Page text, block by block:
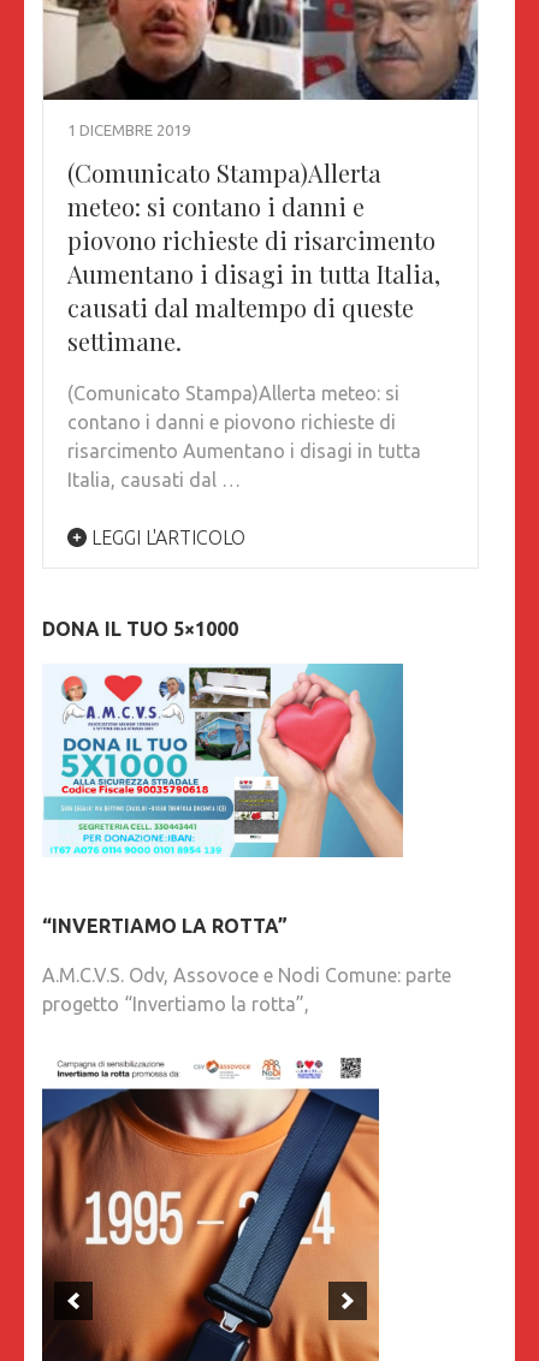
1 DICEMBRE 2019
(Comunicato Stampa)Allerta
meteo: si contano i danni e
piovono richieste di risarcimento
Aumentano i disagi in tutta Italia,
causati dal maltempo di queste
settimane.
(Comunicato Stampa)Allerta meteo: si
contano i danni e piovono richieste di
risarcimento Aumentano i disagi in tutta
Italia, causati dal …
LEGGI L'ARTICOLO
DONA IL TUO 5×1000
“INVERTIAMO LA ROTTA”
A.M.C.V.S. Odv, Assovoce e Nodi Comune: parte
progetto “Invertiamo la rotta”,